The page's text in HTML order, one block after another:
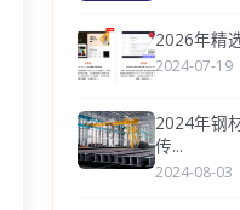
2026年精
2024-07-19
2024年钢
传...
2024-08-03